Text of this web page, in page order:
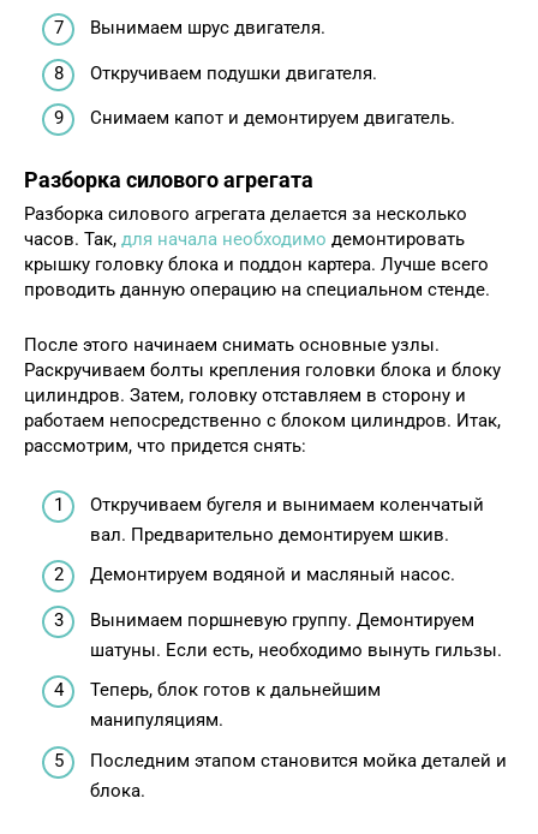
Вынимаем шрус двигателя.
Откручиваем подушки двигателя.
Снимаем капот и демонтируем двигатель.
Разборка силового агрегата
Разборка силового агрегата делается за несколько
часов. Так, для начала необходимо демонтировать
крышку головку блока и поддон картера. Лучше всего
проводить данную операцию на специальном стенде.
После этого начинаем снимать основные узлы.
Раскручиваем болты крепления головки блока и блоку
цилиндров. Затем, головку отставляем в сторону и
работаем непосредственно с блоком цилиндров. Итак,
рассмотрим, что придется снять:
Откручиваем бугеля и вынимаем коленчатый
вал. Предварительно демонтируем шкив.
Демонтируем водяной и масляный насос.
Вынимаем поршневую группу. Демонтируем
шатуны. Если есть, необходимо вынуть гильзы.
Теперь, блок готов к дальнейшим
манипуляциям.
Последним этапом становится мойка деталей и
блока.